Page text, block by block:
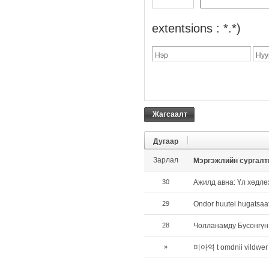
extentsions : *.*)
Нэр
Жагсаалт
Дугаар
Зарлал Мэргэжлийн
30 Ажилд авна: Үл
29 Ondor huutei
28 Чолланамду
» 미아역 t omdnii